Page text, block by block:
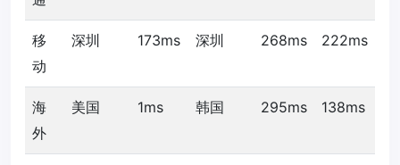
移
动
深圳 173ms 深圳 268ms 222ms
海
外
美国 1ms 韩国 295ms 138ms